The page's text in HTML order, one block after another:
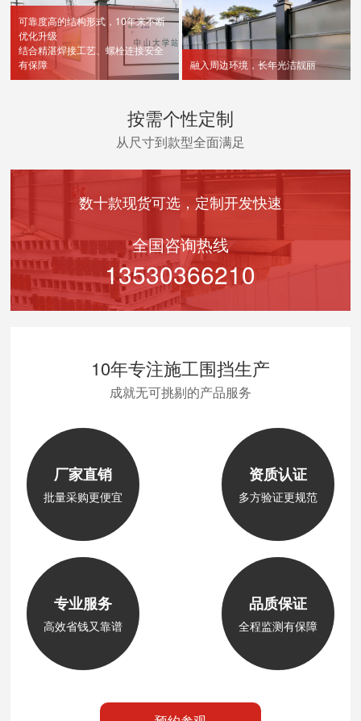
可靠度高的结构形式，10年来不断
优化升级
结合精湛焊接工艺、螺栓连接安全
有保障
融入周边环境，长年光洁靓丽
按需个性定制
从尺寸到款型全面满足
数十款现货可选，定制开发快速
全国咨询热线
13530366210
10年专注施工围挡生产
成就无可挑剔的产品服务
厂家直销
批量采购更便宜
资质认证
多方验证更规范
专业服务
高效省钱又靠谱
品质保证
全程监测有保障